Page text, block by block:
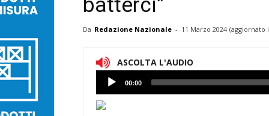
batterci”
Da Redazione Nazionale - 11 Marzo 2024 (aggiornato
ASCOLTA L'AUDIO
Lettore
Audio
00:00